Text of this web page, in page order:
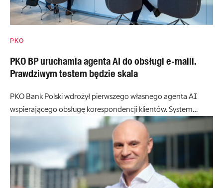
PKO
PKO BP uruchamia agenta AI do obsługi e-maili.
Prawdziwym testem będzie skala
PKO Bank Polski wdrożył pierwszego własnego agenta AI
wspierającego obsługę korespondencji klientów. System…